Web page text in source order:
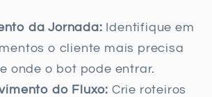
da Jornada: Identifique em
o cliente mais precisa
onde o bot pode entrar.
do Fluxo: Crie roteiros